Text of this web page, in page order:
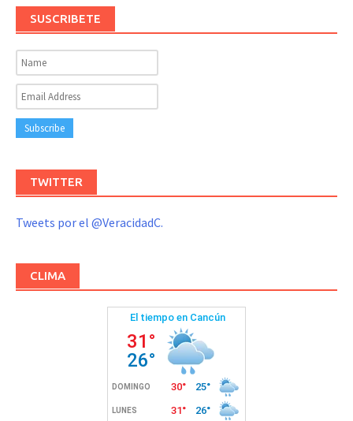
SUSCRIBETE
TWITTER
Tweets por el @VeracidadC.
CLIMA